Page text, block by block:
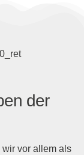
der
vor allem als